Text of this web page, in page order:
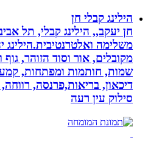
הילינג קבלי חן
חן יעקב,, הילינג קבלי, תל אביב,
משלימה ואלטרנטיבית.הילינג יהודי
מקובלים, אור וסוד הזוהר, גוף ונפש,
שמות, חותמות ומפתחות, קמעות,
דיכאון, בריאות,פרנסה, רווחה,
סילוק עין רעה